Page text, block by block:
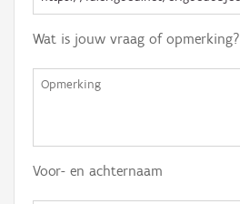
Wat is jouw vraag of opmerking?
Voor- en achternaam